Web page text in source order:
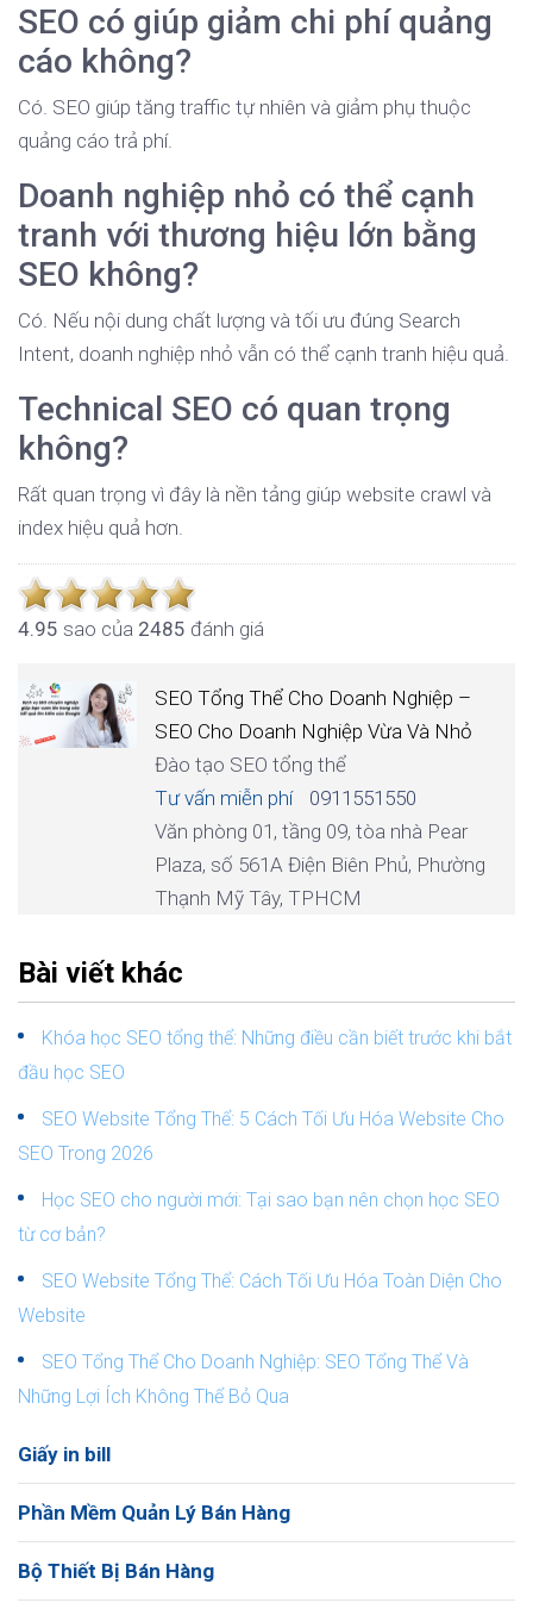
SEO có giúp giảm chi phí quảng
cáo không?
Có. SEO giúp tăng traffic tự nhiên và giảm phụ thuộc
quảng cáo trả phí.
Doanh nghiệp nhỏ có thể cạnh
tranh với thương hiệu lớn bằng
SEO không?
Có. Nếu nội dung chất lượng và tối ưu đúng Search
Intent, doanh nghiệp nhỏ vẫn có thể cạnh tranh hiệu quả.
Technical SEO có quan trọng
không?
Rất quan trọng vì đây là nền tảng giúp website crawl và
index hiệu quả hơn.
4.95 sao của 2485 đánh giá
SEO Tổng Thể Cho Doanh Nghiệp –
SEO Cho Doanh Nghiệp Vừa Và Nhỏ
Đào tạo SEO tổng thể
Tư vấn miễn phí
0911551550
Văn phòng 01, tầng 09, tòa nhà Pear
Plaza, số 561A Điện Biên Phủ, Phường
Thạnh Mỹ Tây, TPHCM
Bài viết khác
Khóa học SEO tổng thể: Những điều cần biết trước khi bắt
đầu học SEO
SEO Website Tổng Thể: 5 Cách Tối Ưu Hóa Website Cho
SEO Trong 2026
Học SEO cho người mới: Tại sao bạn nên chọn học SEO
từ cơ bản?
SEO Website Tổng Thể: Cách Tối Ưu Hóa Toàn Diện Cho
Website
SEO Tổng Thể Cho Doanh Nghiệp: SEO Tổng Thể Và
Những Lợi Ích Không Thể Bỏ Qua
Giấy in bill
Phần Mềm Quản Lý Bán Hàng
Bộ Thiết Bị Bán Hàng